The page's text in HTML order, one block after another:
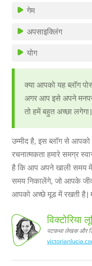
गेम
अपसाइक्लिंग
योग
क्या आपको यह ब्लॉग
अगर आप इसे अपने
तो हमें बहुत अच्छा लगेगा।
उम्मीद है, इस ब्लॉग से आपको
रचनात्मकता हमारे समग्र
है कि आप अपने खाली समय
समय निकालेंगे, जो आपके
आपको अच्छे मूड में रखती
विक्टोरिया
लूसिया,
पटकथा
लेखक और डिजिटल
सामग्री
निर्माता
विक्टोरिया
पटकथा लेखक और